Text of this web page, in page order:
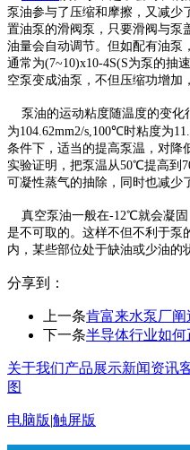
泵油参与了压缩和摩擦，又减少
置油泵的滑阀泵，只要滑阀与泵
油量会自动调节。但如配有油泵
通常为(7~10)x10-4S(S为泵的抽
空泵变成油泵，不但压缩功增加
泵油的运动粘度随温度的变化
为104.62mm2/s,100℃时粘度为
条件下，适当的提高泵温，对降
实验证明，把泵温从50℃提高到
可凝性蒸气的抽除，同时也减少
真空泵油一般在-12℃就会凝固
是不可取的。这样不但不利于泵
内，某些部位处于缺油或少油的
分享到：
上一条肯富来水泵厂
下一条半导体行业如
关于我们产品展示新闻资讯
图
电脑版|触屏版